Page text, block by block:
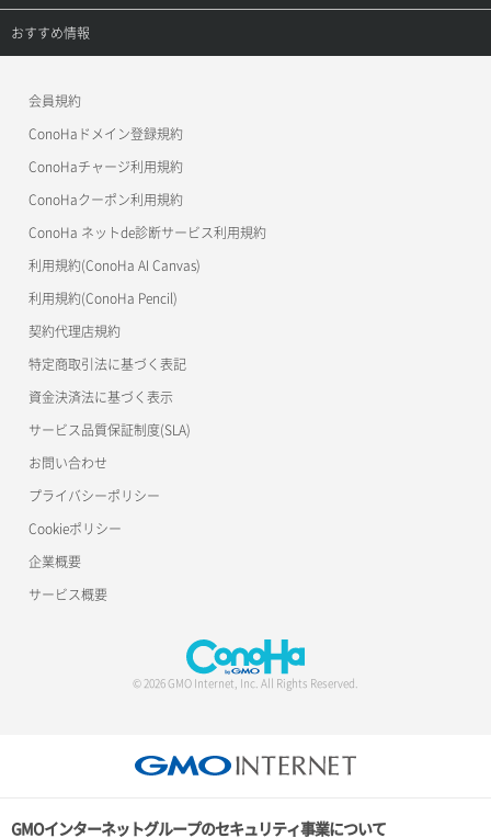
APIドキュメントVPS3.0
APIドキュメントVPS2.0
APIドキュメントVPS3.0
ご利用ガイド
サポートトップ
おすすめ情報
美雲このは徹底ガイド
会員規約
ConoHaドメイン登録規約
ConoHaチャージ利用規約
ConoHaクーポン利用規約
ConoHa ネットde診断サービス利用規約
利用規約(ConoHa AI Canvas)
利用規約(ConoHa Pencil)
契約代理店規約
特定商取引法に基づく表記
資金決済法に基づく表示
サービス品質保証制度(SLA)
お問い合わせ
プライバシーポリシー
Cookieポリシー
企業概要
サービス概要
© 2026 GMO Internet, Inc. All Rights Reserved.
GMOインターネットグループのセキュリティ事業について